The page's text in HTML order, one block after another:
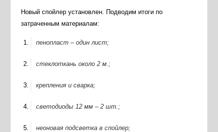
Новый спойлер установлен. Подводим итоги по
затраченным материалам:
пенопласт – один лист;
стеклоткань около 2 м.;
крепления и сварка;
светодиоды 12 мм – 2 шт.;
неоновая подсветка в спойлер;